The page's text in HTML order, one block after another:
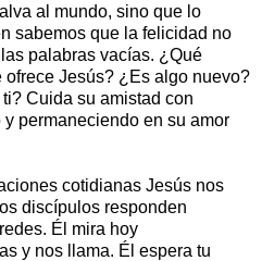
al mundo, sino que lo
sabemos que la felicidad no
palabras vacías. ¿Qué
ofrece Jesús? ¿Es algo nuevo?
Cuida su amistad con
permaneciendo en su amor
cotidianas Jesús nos
discípulos responden
Él mira hoy
y nos llama. Él espera tu